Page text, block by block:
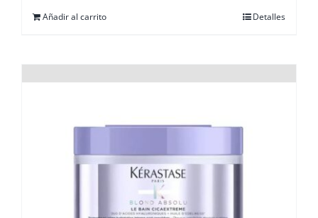
Añadir al carrito Detalles